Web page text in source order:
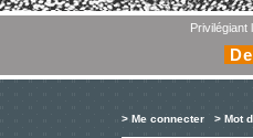
Privilégiant
> Me connecter > Mot